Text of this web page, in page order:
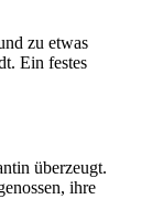
zu etwas
Ein festes
überzeugt.
ihre